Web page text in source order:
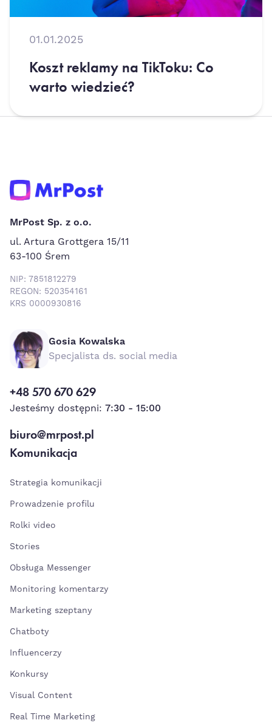
01.01.2025
Koszt reklamy na TikToku: Co
warto wiedzieć?
MrPost Sp. z o.o.
ul. Artura Grottgera 15/11
63-100 Śrem
NIP: 7851812279
REGON: 520354161
KRS 0000930816
Gosia Kowalska
Specjalista ds. social media
+48 570 670 629
Jesteśmy dostępni: 7:30 - 15:00
biuro@mrpost.pl
Komunikacja
Strategia komunikacji
Prowadzenie profilu
Rolki video
Stories
Obsługa Messenger
Monitoring komentarzy
Marketing szeptany
Chatboty
Influencerzy
Konkursy
Visual Content
Real Time Marketing